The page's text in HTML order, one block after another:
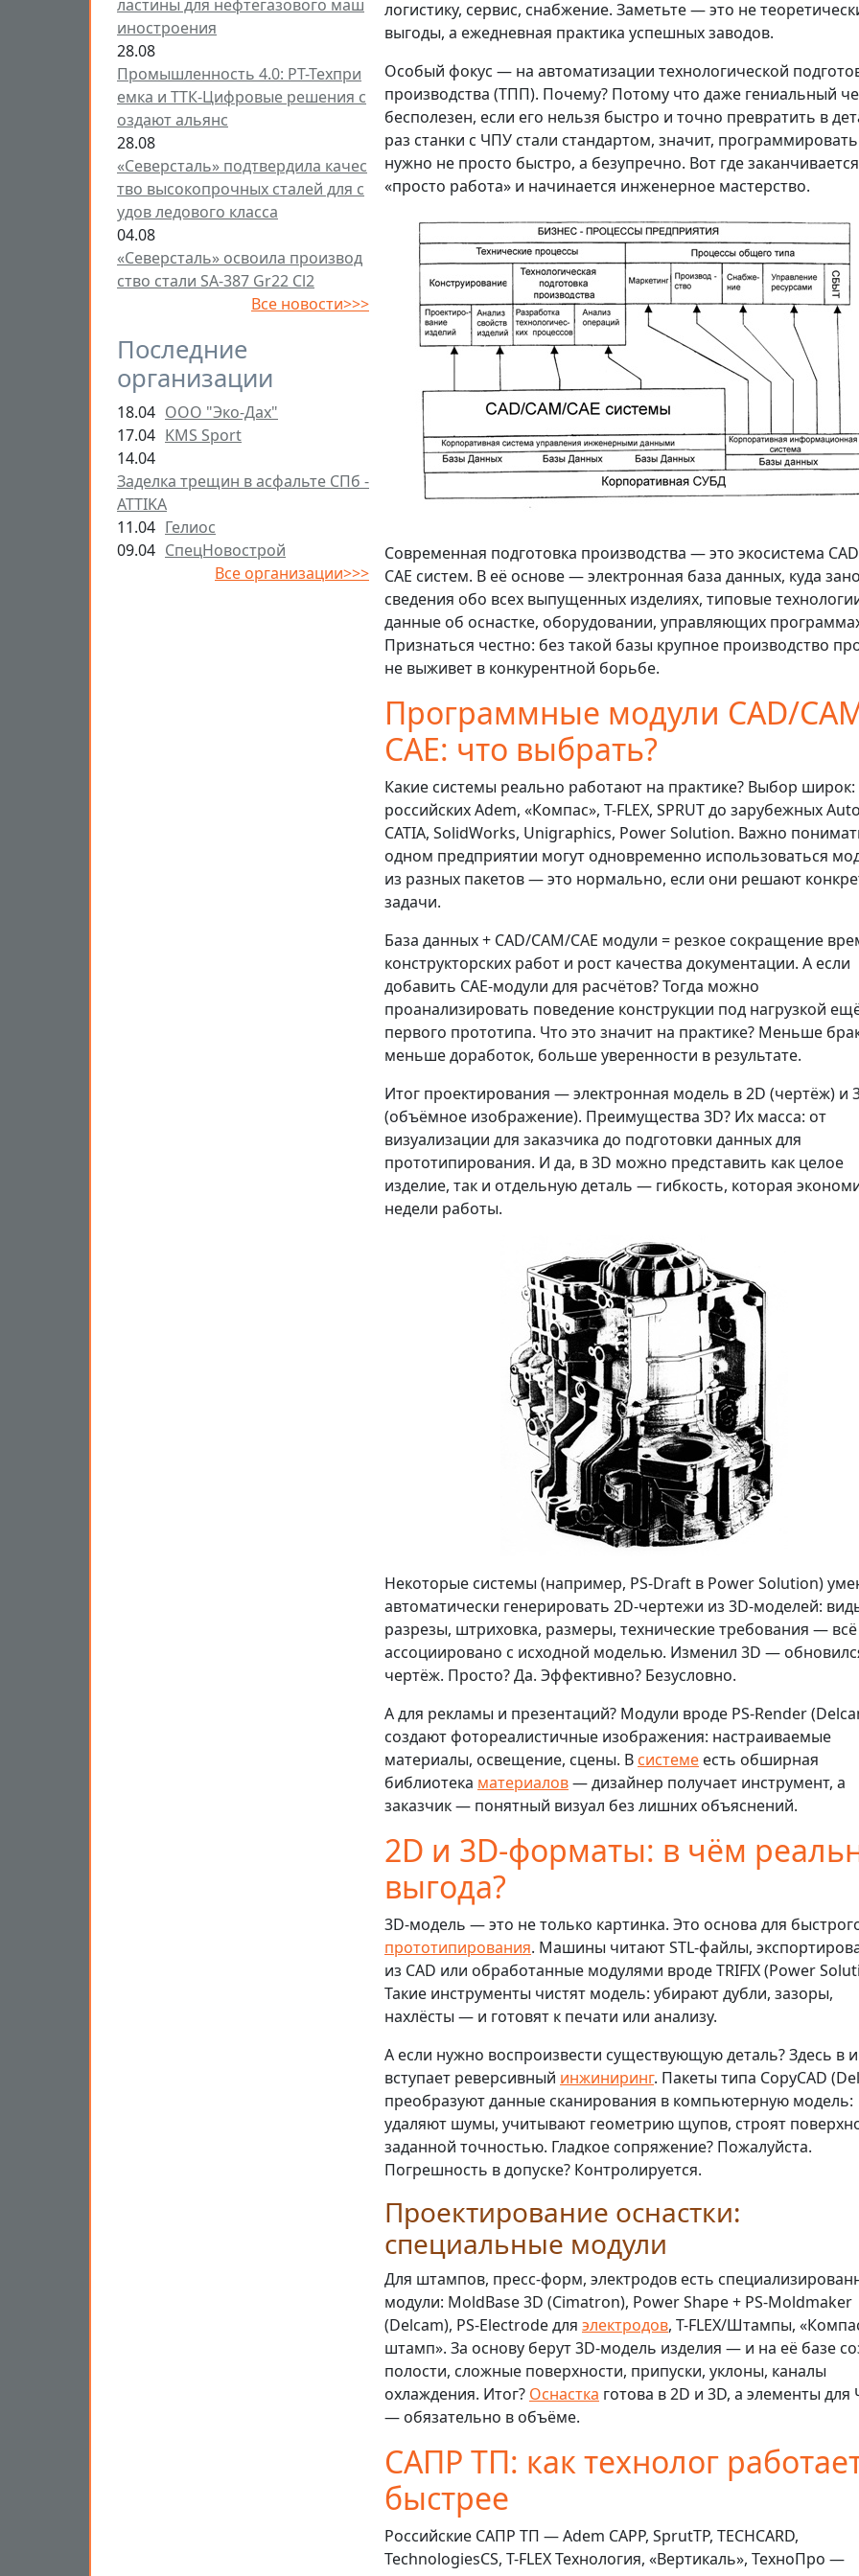
ластины для нефтегазового маш
иностроения
28.08
Промышленность 4.0: РТ-Техпри
емка и ТТК-Цифровые решения с
оздают альянс
28.08
«Северсталь» подтвердила качес
тво высокопрочных сталей для с
удов ледового класса
04.08
«Северсталь» освоила производ
ство стали SA-387 Gr22 Cl2
Все новости>>>
Последние
организации
18.04 ООО "Эко-Дах"
17.04 KMS Sport
14.04
Заделка трещин в асфальте СПб -
ATTIKA
11.04 Гелиос
09.04 СпецНовострой
Все организации>>>
логистику, сервис, снабжение. Заметьте — это не
выгоды, а ежедневная практика успешных заводов.
Особый фокус — на автоматизации технологической
производства (ТПП). Почему? Потому что даже гениальный
бесполезен, если его нельзя быстро и точно превратить в
раз станки с ЧПУ стали стандартом, значит,
нужно не просто быстро, а безупречно. Вот где заканчивается
«просто работа» и начинается инженерное мастерство.
Современная подготовка производства — это экосистема
САЕ систем. В её основе — электронная база данных, куда
сведения обо всех выпущенных изделиях, типовые
данные об оснастке, оборудовании, управляющих
Признаться честно: без такой базы крупное производство
не выживет в конкурентной борьбе.
Программные модули CAD/
САЕ: что выбрать?
Какие системы реально работают на практике? Выбор широк:
российских Adem, «Компас», T-FLEX, SPRUT до зарубежных
CATIA, SolidWorks, Unigraphics, Power Solution. Важно
одном предприятии могут одновременно использоваться
из разных пакетов — это нормально, если они решают
задачи.
База данных + CAD/САМ/САЕ модули = резкое сокращение
конструкторских работ и рост качества документации. А если
добавить САЕ-модули для расчётов? Тогда можно
проанализировать поведение конструкции под нагрузкой
первого прототипа. Что это значит на практике? Меньше
меньше доработок, больше уверенности в результате.
Итог проектирования — электронная модель в 2D (чертёж) и
(объёмное изображение). Преимущества 3D? Их масса: от
визуализации для заказчика до подготовки данных для
прототипирования. И да, в 3D можно представить как целое
изделие, так и отдельную деталь — гибкость, которая
недели работы.
Некоторые системы (например, PS-Draft в Power Solution)
автоматически генерировать 2D-чертежи из 3D-моделей:
разрезы, штриховка, размеры, технические требования — всё
ассоциировано с исходной моделью. Изменил 3D —
чертёж. Просто? Да. Эффективно? Безусловно.
А для рекламы и презентаций? Модули вроде PS-Render
создают фотореалистичные изображения: настраиваемые
материалы, освещение, сцены. В системе есть обширная
библиотека материалов— дизайнер получает инструмент, а
заказчик — понятный визуал без лишних объяснений.
2D и 3D-форматы: в чём
выгода?
3D-модель — это не только картинка. Это основа для
прототипирования. Машины читают STL-файлы,
из CAD или обработанные модулями вроде TRIFIX (Power
Такие инструменты чистят модель: убирают дубли, зазоры,
нахлёсты — и готовят к печати или анализу.
А если нужно воспроизвести существующую деталь? Здесь в
вступает реверсивный инжиниринг. Пакеты типа CopyCAD
преобразуют данные сканирования в компьютерную модель:
удаляют шумы, учитывают геометрию щупов, строят
заданной точностью. Гладкое сопряжение? Пожалуйста.
Погрешность в допуске? Контролируется.
Проектирование оснастки:
специальные модули
Для штампов, пресс-форм, электродов есть
модули: MoldBase 3D (Cimatron), Power Shape + PS-Moldmaker
(Delcam), PS-Electrode для электродов, T-FLEX/Штампы,
штамп». За основу берут 3D-модель изделия — и на её базе
полости, сложные поверхности, припуски, уклоны, каналы
охлаждения. Итог? Оснастка готова в 2D и 3D, а элементы
— обязательно в объёме.
САПР ТП: как технолог
быстрее
Российские САПР ТП — Adem CAPP, SprutTP, TECHCARD,
TechnologiesCS, T-FLEX Технология, «Вертикаль», ТехноПро —